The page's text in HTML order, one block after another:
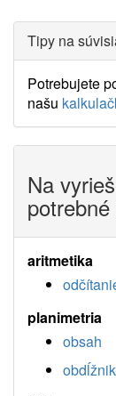
Tipy na
Potrebujete
našu
Na
aritmetika
planimetria
obsah
obdĺžnik